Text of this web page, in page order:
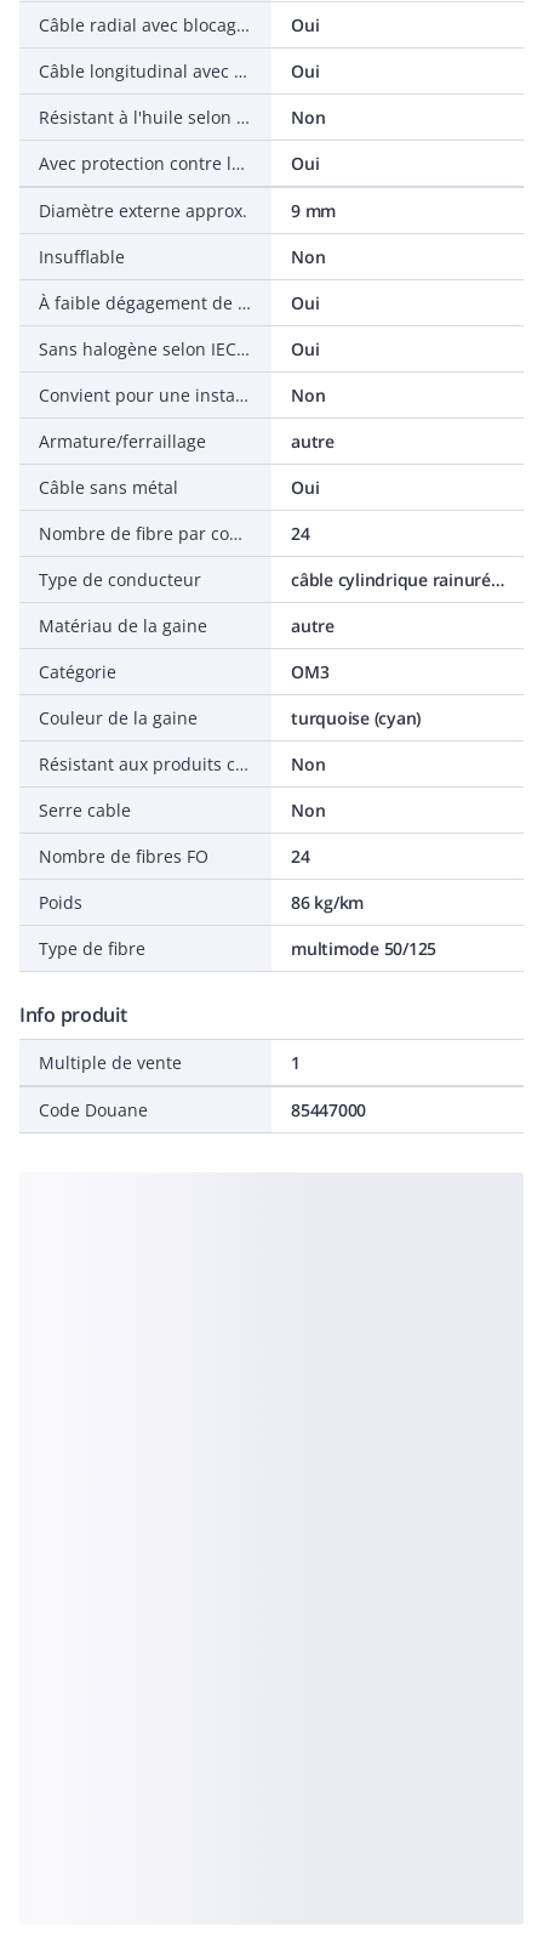
Câble radial avec blocage d'eau
Oui
Câble longitudinal avec blocage d'eau
Oui
Résistant à l'huile selon IEC 60811-404
Non
Avec protection contre les rongeurs
Oui
Diamètre externe approx.
9 mm
Insufflable
Non
À faible dégagement de fumée selon IEC 61034-2
Oui
Sans halogène selon IEC 60754-2
Oui
Convient pour une installation dans le sol
Non
Armature/ferraillage
autre
Câble sans métal
Oui
Nombre de fibre par conducteur
24
Type de conducteur
câble cylindrique rainuré central
Matériau de la gaine
autre
Catégorie
OM3
Couleur de la gaine
turquoise (cyan)
Résistant aux produits chimiques
Non
Serre cable
Non
Nombre de fibres FO
24
Poids
86 kg/km
Type de fibre
multimode 50/125
Info produit
Multiple de vente 1
Code Douane 85447000